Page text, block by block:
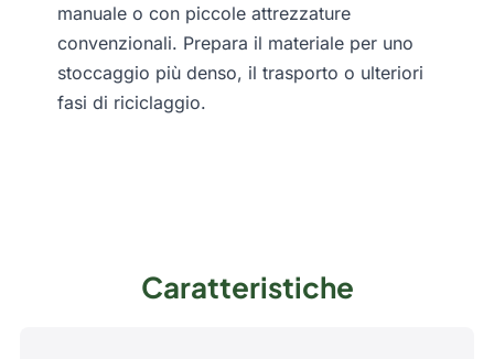
manuale o con piccole attrezzature
convenzionali. Prepara il materiale per uno
stoccaggio più denso, il trasporto o ulteriori
fasi di riciclaggio.
Caratteristiche